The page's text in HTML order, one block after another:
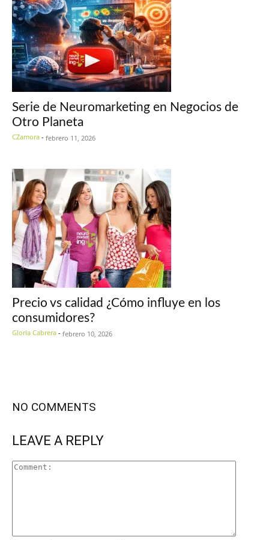
Serie de Neuromarketing en Negocios de
Otro Planeta
CZamora - febrero 11, 2026
Precio vs calidad ¿Cómo influye en los
consumidores?
Gloria Cabrera - febrero 10, 2026
NO COMMENTS
LEAVE A REPLY